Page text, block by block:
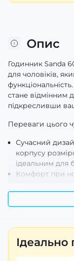
Опис
Годинник Sanda
для чоловіків,
стане відмінним
підкресливши
Переваги цього
Сучасний
корпусу
ідеальним для
Комфорт при
лише 19 мм. Ви
тривалого
брати цей
побоювань.
Цей кварцовий
Ідеально